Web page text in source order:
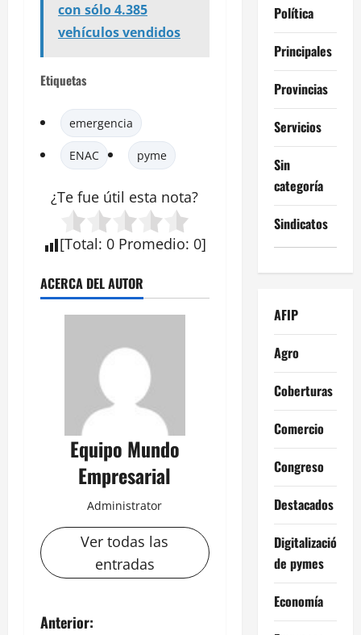
con sólo 4.385
vehículos vendidos
Etiquetas
emergencia
ENAC pyme
¿Te fue útil esta nota?
[Total: 0 Promedio: 0]
ACERCA DEL AUTOR
Equipo Mundo
Empresarial
Administrator
Ver todas las
entradas
N
Anterior:
Política
Principales
Provincias
Servicios
Sin
categoría
Sindicatos
AFIP
Agro
Coberturas
Comercio
Congreso
Destacados
Digitalización
de pymes
Economía